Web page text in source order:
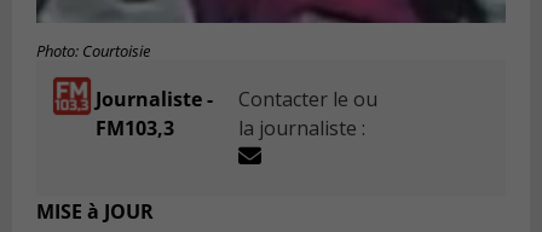
Photo: Courtoisie
Journaliste -
FM103,3
Contacter le ou
la journaliste :
MISE à JOUR